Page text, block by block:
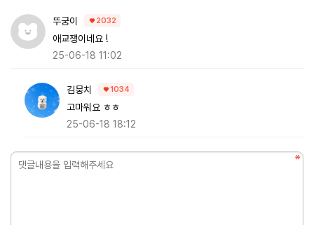
뚜궁이 2032
애교쟁이네요 !
25-06-18 11:02
김뭉치 1034
고마워요 ㅎㅎ
25-06-18 18:12